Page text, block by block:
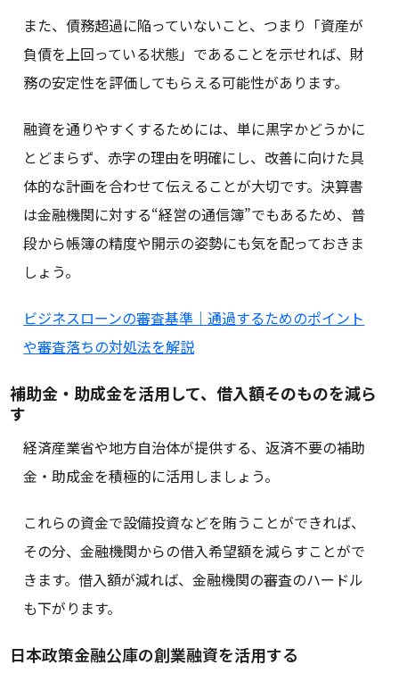
また、債務超過に陥っていないこと、つまり「資産が
負債を上回っている状態」であることを示せれば、財
務の安定性を評価してもらえる可能性があります。
融資を通りやすくするためには、単に黒字かどうかに
とどまらず、赤字の理由を明確にし、改善に向けた具
体的な計画を合わせて伝えることが大切です。決算書
は金融機関に対する“経営の通信簿”でもあるため、普
段から帳簿の精度や開示の姿勢にも気を配っておきま
しょう。
ビジネスローンの審査基準｜通過するためのポイント
や審査落ちの対処法を解説
補助金・助成金を活用して、借入額そのものを減ら
す
経済産業省や地方自治体が提供する、返済不要の補助
金・助成金を積極的に活用しましょう。
これらの資金で設備投資などを賄うことができれば、
その分、金融機関からの借入希望額を減らすことがで
きます。借入額が減れば、金融機関の審査のハードル
も下がります。
日本政策金融公庫の創業融資を活用する